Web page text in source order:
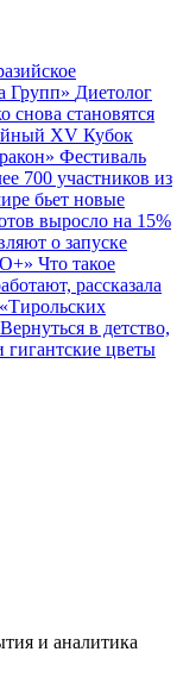
Групп» Диетолог
снова становятся
XV Кубок
Фестиваль
700 участников из
бьет новые
выросло на 15%
о запуске
Что такое
рассказала
Вернуться в детство,
цветы
и аналитика